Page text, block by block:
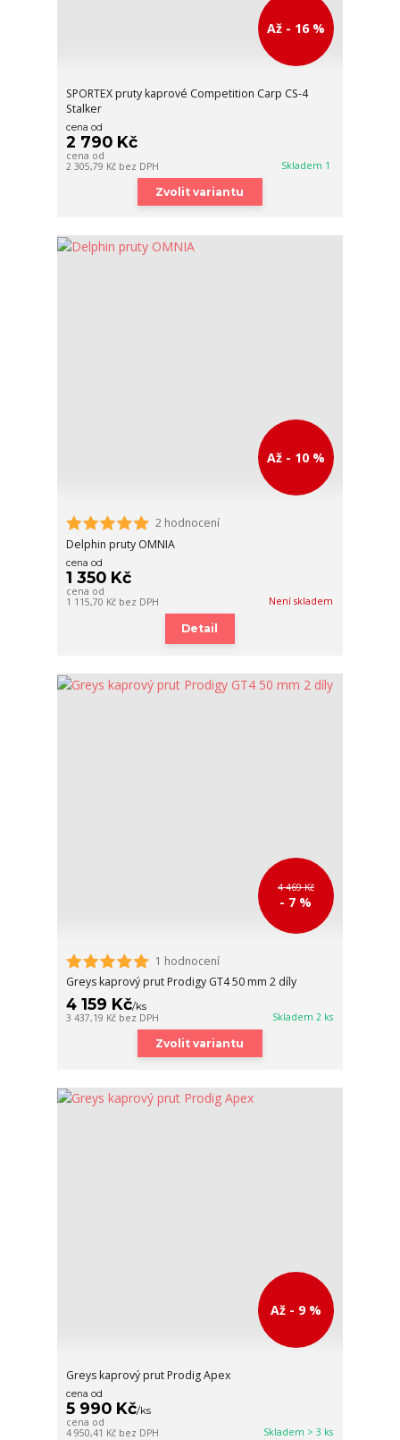
Až - 16 %
SPORTEX pruty kaprové Competition Carp CS-4
Stalker
cena od
2 790 Kč
cena od
2 305,79 Kč bez DPH Skladem 1
Zvolit variantu
Až - 10 %
2 hodnocení
Delphin pruty OMNIA
cena od
1 350 Kč
cena od
1 115,70 Kč bez DPH Není skladem
Detail
4 469 Kč
- 7 %
1 hodnocení
Greys kaprový prut Prodigy GT4 50 mm 2 díly
4 159 Kč/ks
3 437,19 Kč bez DPH Skladem 2 ks
Zvolit variantu
Až - 9 %
Greys kaprový prut Prodig Apex
cena od
5 990 Kč/ks
cena od
4 950,41 Kč bez DPH Skladem > 3 ks